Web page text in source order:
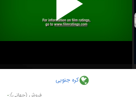
کره جنوبی
فروش (جهانی):